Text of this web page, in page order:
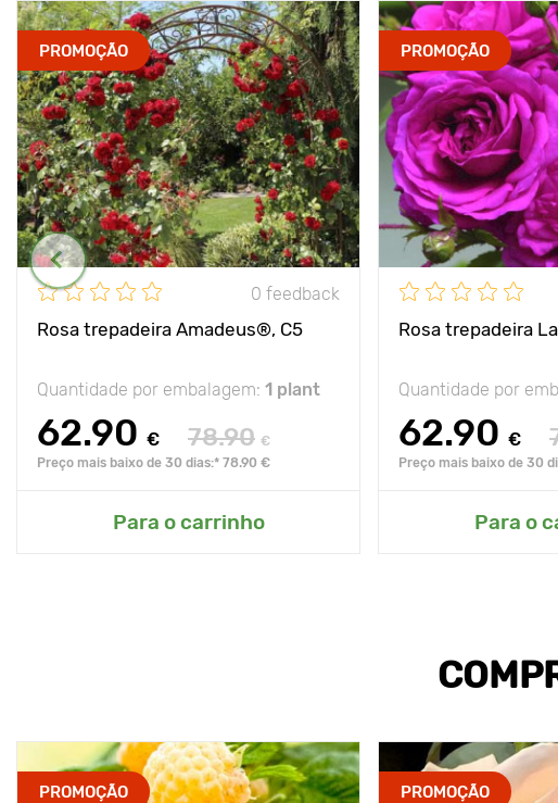
PROMOÇÃO
0 feedback
Rosa trepadeira Amadeus®, C5
Quantidade por embalagem: 1 plant
62.90 € 78.90 €
Preço mais baixo de 30 dias:* 78.90 €
Para o carrinho
PROMOÇÃO
Rosa trepadeira
Quantidade por
62.90 €
Preço mais baixo de 30
Para o
PROMOÇÃO PROMOÇÃO